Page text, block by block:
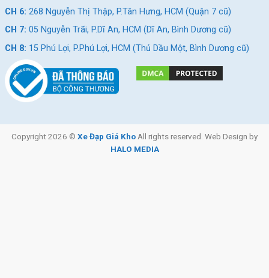
CH 6: 268 Nguyễn Thị Thập, P.Tân Hưng, HCM (Quận 7 cũ)
CH 7: 05 Nguyễn Trãi, P.Dĩ An, HCM (Dĩ An, Bình Dương cũ)
CH 8: 15 Phú Lợi, P.Phú Lợi, HCM (Thủ Dầu Một, Bình Dương cũ)
Copyright 2026 © Xe Đạp Giá Kho All rights reserved. Web Design by
HALO MEDIA